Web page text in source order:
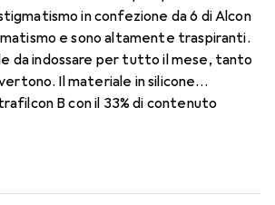
in confezione da 6 di Alcon
e sono altamente traspiranti.
da indossare per tutto il mese, tanto
Il materiale in silicone
B con il 33% di contenuto
nota tecnologia SmartShield,
duraturo e senza interruzioni per